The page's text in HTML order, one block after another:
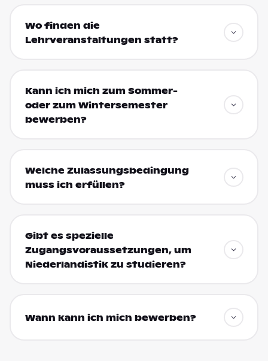
Wo finden die
Lehrveranstaltungen statt?
Kann ich mich zum Sommer-
oder zum Wintersemester
bewerben?
Welche Zulassungsbedingung
muss ich erfüllen?
Gibt es spezielle
Zugangsvoraussetzungen, um
Niederlandistik zu studieren?
Wann kann ich mich bewerben?